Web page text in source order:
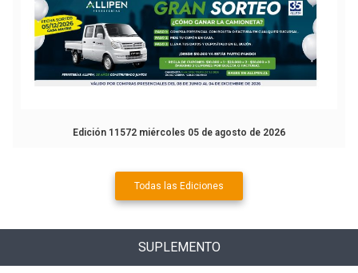
Edición 11572 miércoles 05 de agosto de 2026
Todas las Ediciones
SUPLEMENTO